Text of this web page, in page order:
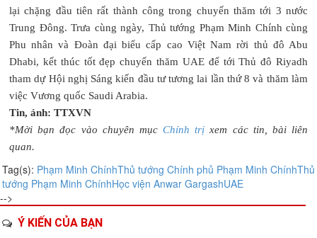
lại chặng đầu tiên rất thành công trong chuyến thăm tới 3 nước
Trung Đông. Trưa cùng ngày, Thủ tướng Phạm Minh Chính cùng
Phu nhân và Đoàn đại biểu cấp cao Việt Nam rời thủ đô Abu
Dhabi, kết thúc tốt đẹp chuyến thăm UAE để tới Thủ đô Riyadh
tham dự Hội nghị Sáng kiến đầu tư tương lai lần thứ 8 và thăm làm
việc Vương quốc Saudi Arabia.
Tin, ảnh: TTXVN
*Mời bạn đọc vào chuyên mục Chính trị xem các tin, bài liên
quan.
Tag(s): Phạm Minh ChínhThủ tướng Chính phủ Phạm Minh ChínhThủ
tướng Phạm Minh ChínhHọc viện Anwar GargashUAE
-->
Ý KIẾN CỦA BẠN